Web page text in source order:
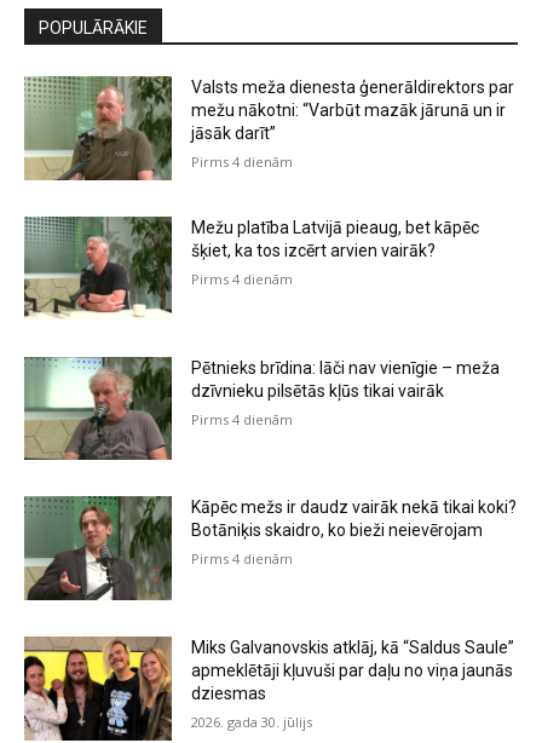
POPULĀRĀKIE
Valsts meža dienesta ģenerāldirektors par
mežu nākotni: “Varbūt mazāk jārunā un ir
jāsāk darīt”
Pirms 4 dienām
Mežu platība Latvijā pieaug, bet kāpēc
šķiet, ka tos izcērt arvien vairāk?
Pirms 4 dienām
Pētnieks brīdina: lāči nav vienīgie – meža
dzīvnieku pilsētās kļūs tikai vairāk
Pirms 4 dienām
Kāpēc mežs ir daudz vairāk nekā tikai koki?
Botāniķis skaidro, ko bieži neievērojam
Pirms 4 dienām
Miks Galvanovskis atklāj, kā “Saldus Saule”
apmeklētāji kļuvuši par daļu no viņa jaunās
dziesmas
2026. gada 30. jūlijs